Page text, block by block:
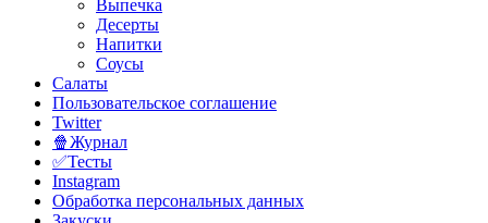
Выпечка
Десерты
Напитки
Соусы
Салаты
Пользовательское соглашение
Twitter
🍿Журнал
✅Тесты
Instagram
Обработка персональных данных